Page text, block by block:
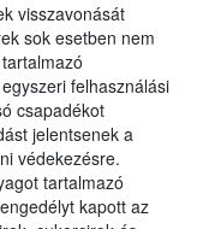
visszavonását
sok esetben nem
felhasználási
csapadékot
jelentsenek a
védekezésre.
tartalmazó
kapott az